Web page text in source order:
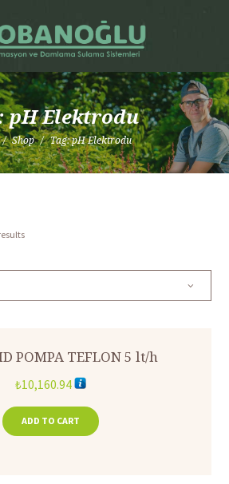
pH Elektrodu
Shop Tag: pH Elektrodu
POMPA TEFLON 5 lt/h
₺10,160.94
ADD TO CART